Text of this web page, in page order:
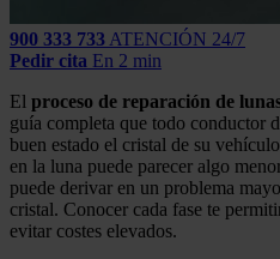
900 333 733 ATENCIÓN 24/7
Pedir cita En 2 min
El proceso de reparación de
guía completa que todo conductor
buen estado el cristal de su
en la luna puede parecer algo
puede derivar en un problema
cristal. Conocer cada fase te
evitar costes elevados.